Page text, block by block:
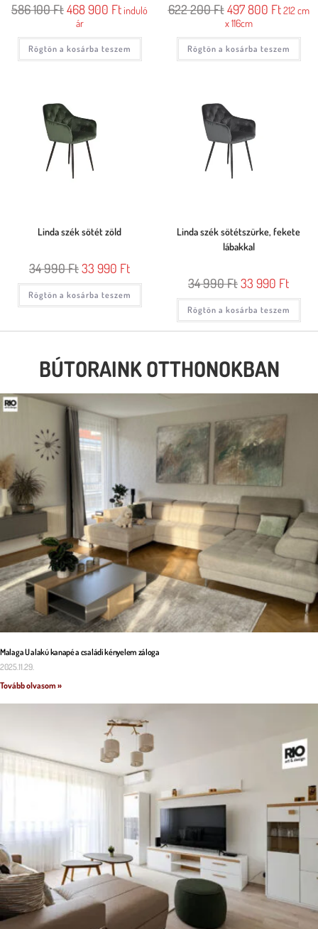
586 100Ft468 900 Ftinduló
ár
Rögtön a kosárba teszem
622 200Ft 497 800 Ft212 cm
x 116cm
Rögtön a kosárba teszem
Linda szék sötét zöld
34 990Ft33 990 Ft
Rögtön a kosárba teszem
Linda szék sötétszürke, fekete
lábakkal
34 990Ft33 990 Ft
Rögtön a kosárba teszem
BÚTORAINK OTTHONOKBAN
Malaga U alakú kanapé a családi kényelem záloga
2025.11.29.
Tovább olvasom »